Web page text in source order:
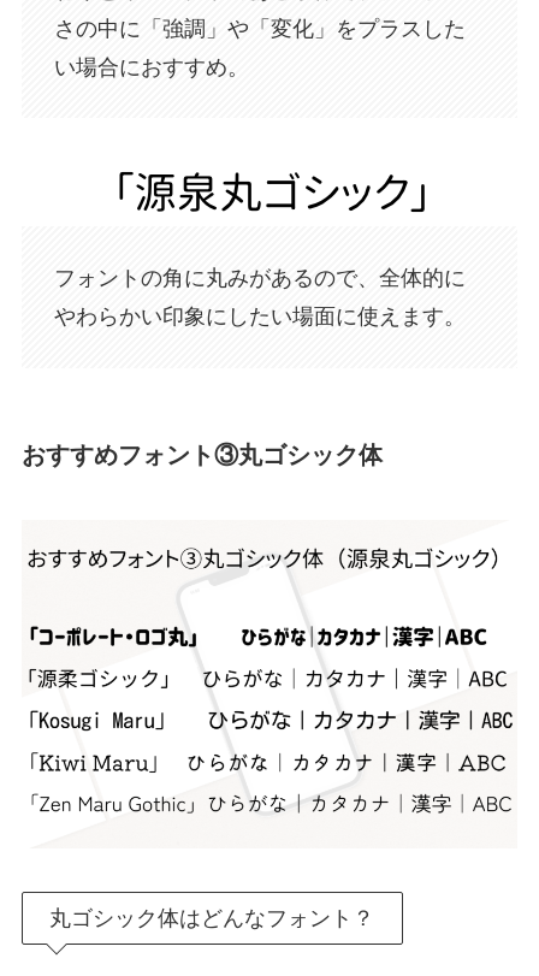
さの中に「強調」や「変化」をプラスした
い場合におすすめ。
フォントの角に丸みがあるので、全体的に
やわらかい印象にしたい場面に使えます。
おすすめフォント③丸ゴシック体
丸ゴシック体はどんなフォント？